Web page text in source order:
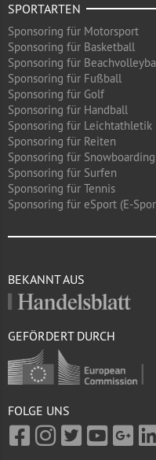
SPORTARTEN
Sponsoring für Motorsport
Sponsoring für Basketball
Sponsoring für
Sponsoring für Fußball
Sponsoring für Golf
Sponsoring für Handball
Sponsoring für Leichtathletik
Sponsoring für Reiten
Sponsoring für Snowboarding
Sponsoring für Surfen
Sponsoring für Tennis
Sponsoring für eSport (E-
BEKANNT AUS
GEFÖRDERT DURCH
FOLGE UNS